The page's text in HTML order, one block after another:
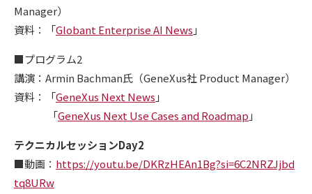
Manager）
資料：「Globant Enterprise AI News 」
■プログラム2
講演：Armin Bachman氏（GeneXus社 Product Manager）
資料：「GeneXus Next News 」
「GeneXus Next Use Cases and Roadmap 」
テクニカルセッションDay2
■動画： https://youtu.be/DKRzHEAn1Bg?si=6C2NRZJjbd
tq8URw